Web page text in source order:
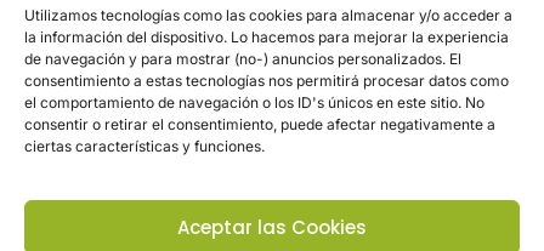
Utilizamos tecnologías como las cookies para almacenar y/o acceder a
la información del dispositivo. Lo hacemos para mejorar la experiencia
de navegación y para mostrar (no-) anuncios personalizados. El
consentimiento a estas tecnologías nos permitirá procesar datos como
el comportamiento de navegación o los ID's únicos en este sitio. No
consentir o retirar el consentimiento, puede afectar negativamente a
ciertas características y funciones.
Aceptar las Cookies